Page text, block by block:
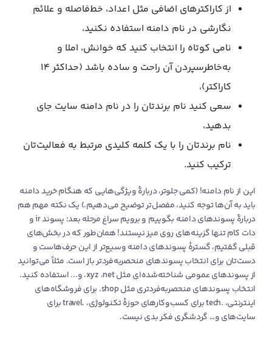
از کاراکترهای اضافی مثل اعداد، خط‌فاصله و علائم
نگارشی در نام دامنه استفاده نکنید،
نامی کوتاه را انتخاب کنید که خوانش، املا و
به‌خاطرسپردن آن راحت و ساده باشد (حداکثر ۱۴
کاراکتر)،
سعی کنید نام برندتان را در نام دامنه سایت جای
بدهید،
نام برندتان را با یک کلمه کلیدی مرتبط به فعالیت‌تان
ترکیب کنید.
این از نام دامنه! (کمی جلوتر، دربارهٔ ویژگی‌هایی که هنگام خرید دامنه
باید به آن‌ها توجه کنید، مفصل‌تر توضیح می‌دهیم.) یک نکته مهم هم
دربارهٔ پسوندهای دامنه بگوییم و برویم سراغ مرحله بعد؛ پسوند ir و
دات کام تنها گزینه‌های روی میز نیستند! همان‌طور که در بخش‌های
قبلی گفتیم، گستره‌ٔ پسوندهای دامنه وسیع‌تر از این‌ حرف‌هاست و
دست‌تان برای انتخاب پسوندهای منحصر‌به‌فردتر باز است. مثلاً می‌توانید
از پسوندهای عمومی شناخته‌شده‌ای مثل xyz ،net، و... استفاده کنید.
انتخاب پسوندهای منحصربه‌فردتری مثل shop. برای فروشگاه‌های
اینترنتی، .tech برای کسب‌وکارهای حوزه‌ٔ تکنولوژی، .travel برای
سایت‌های و… گردشگری فکر بدی نیست.